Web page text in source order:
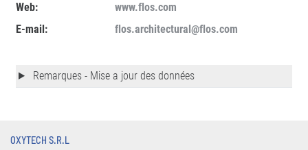
Web:
www.flos.com
E-mail:
flos.architectural@flos.com
Remarques - Mise a jour des données
OXYTECH S.R.L